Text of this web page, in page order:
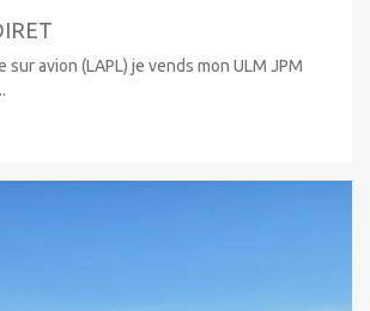
sur avion (LAPL) je vends mon ULM JPM